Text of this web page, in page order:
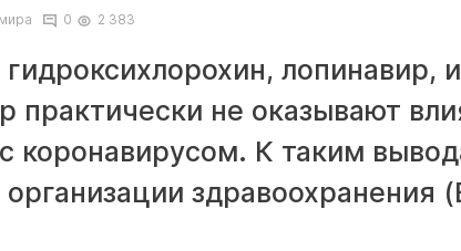
0 2 383
лопинавир,
практически не оказывают
коронавирусом. К таким
здравоохранения